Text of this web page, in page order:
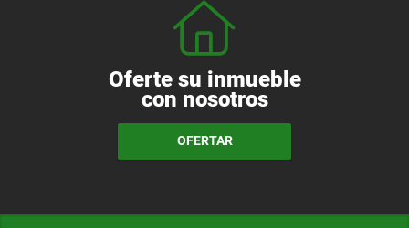
Oferte su inmueble
con nosotros
OFERTAR